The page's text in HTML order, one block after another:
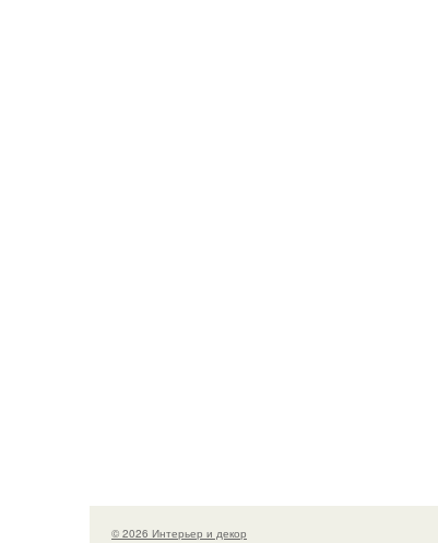
© 2026 Интерьер и декор